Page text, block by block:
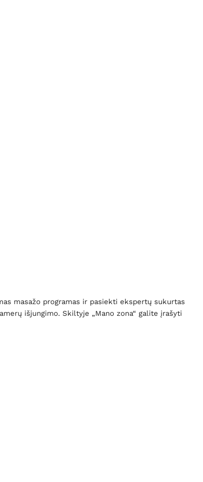
masažo programas ir pasiekti ekspertų sukurtas
išjungimo. Skiltyje „Mano zona“ galite įrašyti